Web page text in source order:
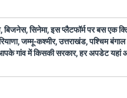
बिजनेस, सिनेमा, इस प्लैटफॉर्म पर बस एक
जम्मू-कश्मीर, उत्तराखंड, पश्चिम
आपके गांव में किसकी सरकार, हर अपडेट यहां